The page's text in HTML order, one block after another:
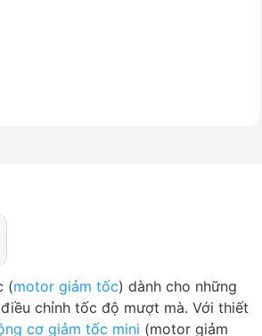
(motor giảm tốc) dành cho những
chỉnh tốc độ mượt mà. Với thiết
cơ giảm tốc mini (motor giảm